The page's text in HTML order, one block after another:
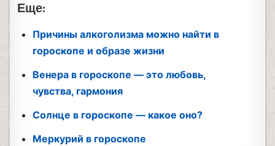
Еще:
Причины алкоголизма можно найти в
гороскопе и образе жизни
Венера в гороскопе — это любовь,
чувства, гармония
Солнце в гороскопе — какое оно?
Меркурий в гороскопе